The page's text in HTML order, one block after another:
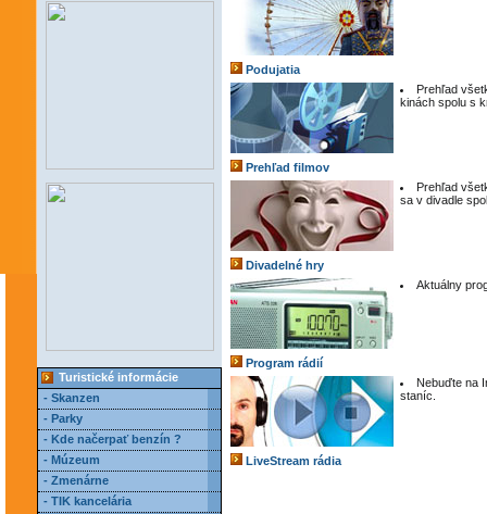
Turistické informácie
- Skanzen
- Parky
- Kde načerpať benzín ?
- Múzeum
- Zmenárne
- TIK kancelária
Podujatia
Prehľad
kinách spolu s
Prehľad filmov
Prehľad
sa v divadle
Divadelné hry
Aktuálny
Program rádií
Nebuďte na
staníc.
LiveStream rádia